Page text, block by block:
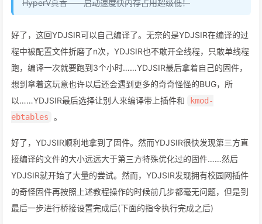
HyperV真香——启动速度快内存占用超级低！
好了，这回YDJSIR可以自己编译了。无奈的是YDJSIR在编译的过
程中被配置文件折磨了n次，YDJSIR也不敢开全线程，只敢单线程
跑，编译一次就要跑到3个小时……YDJSIR最后拿着自己的固件，
想到拿着这玩意也许以后还会遇到更多的奇奇怪怪的BUG，所
以……YDJSIR最后选择让别人来编译带上插件和
kmod-
ebtables
。
好了，YDJSIR顺利地拿到了固件。然而YDJSIR很快发现第三方直
接编译的文件的大小远远大于第三方特殊优化过的固件……然后
YDJSIR就开始了大量的尝试。然而，YDJSIR发现拥有校园网插件
的奇怪固件再按照上述教程操作的时候前几步都毫无问题，但是到
最后一步进行桥接设置完成后(下面的指令执行完成之后)